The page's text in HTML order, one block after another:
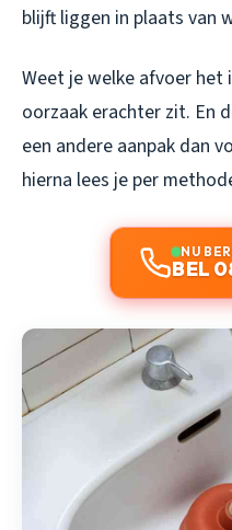
blijft liggen in plaats van
Weet je welke afvoer het
oorzaak erachter zit. En
een andere aanpak dan
hierna lees je per
NU
BEL